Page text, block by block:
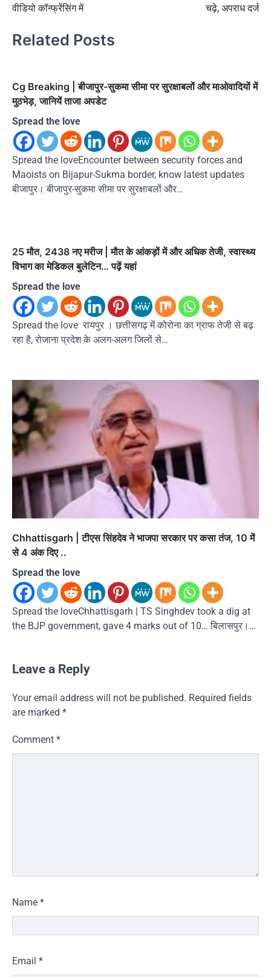
वीडियो कॉन्फ्रेंसिंग में
चढ़े, अपराध दर्ज
Related Posts
Cg Breaking | बीजापुर-सुकमा सीमा पर सुरक्षाबलों और माओवादियों में
मुठभेड़, जानियें ताजा अपडेट
Spread the love
Spread the loveEncounter between security forces and
Maoists on Bijapur-Sukma border, know latest updates
बीजापुर। बीजापुर-सुकमा सीमा पर सुरक्षाबलों और…
25 मौत, 2438 नए मरीज | मौत के आंकड़ों में और अधिक तेजी, स्वास्थ्य
विभाग का मेडिकल बुलेटिन… पढ़ें यहां
Spread the love
Spread the love रायपुर । छत्तीसगढ़ में कोरोना का ग्राफ तेजी से बढ़
रहा है, रोजाना प्रदेश के अलग-अलग जिलों से…
Chhattisgarh | टीएस सिंहदेव ने भाजपा सरकार पर कसा तंज, 10 में
से 4 अंक दिए ..
Spread the love
Spread the loveChhattisgarh | TS Singhdev took a dig at
the BJP government, gave 4 marks out of 10… बिलासपुर।…
Leave a Reply
Your email address will not be published. Required fields
are marked *
Comment *
Name *
Email *